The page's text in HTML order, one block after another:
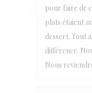
pour faire de
plats étaient
dessert. Tout
différence.
Nous